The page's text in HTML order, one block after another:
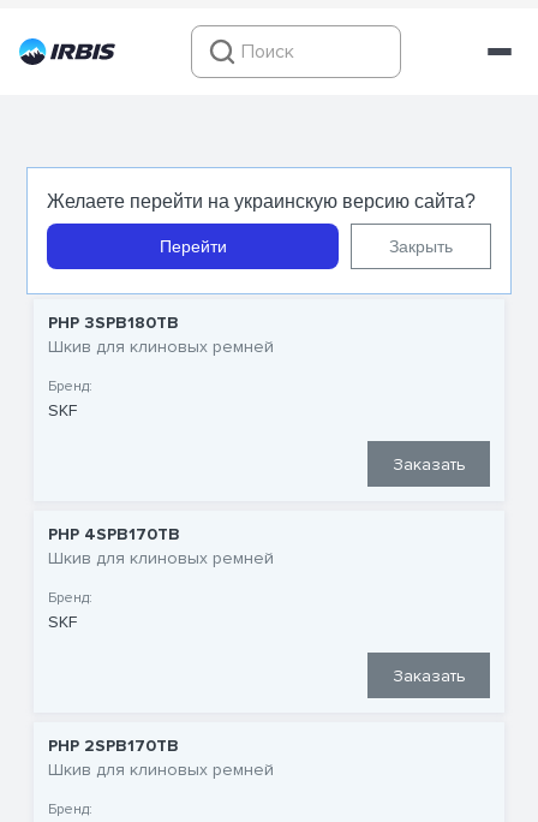
Желаете перейти на украинскую версию сайта?
Перейти Закрыть
PHP 3SPB180TB
Шкив для клиновых ремней
Бренд:
SKF
Заказать
PHP 4SPB170TB
Шкив для клиновых ремней
Бренд:
SKF
Заказать
PHP 2SPB170TB
Шкив для клиновых ремней
Бренд: